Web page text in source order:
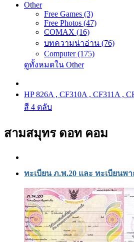
Other
Free Games (3)
Free Photos (47)
COMAX (16)
บทความน่าอ่าน (76)
Computer (175)
ดูทั้งหมดใน Other
HP 826A , CF310A , CF311A ,
สี 4 ตลับ
สามสมุทร ดอท คอม
ทะเบียน ภ.พ.20 และ ทะเบียนพ